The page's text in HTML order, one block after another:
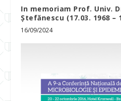
In memoriam Prof. Univ.
Ştefănescu (17.03. 1968 –
16/09/2024